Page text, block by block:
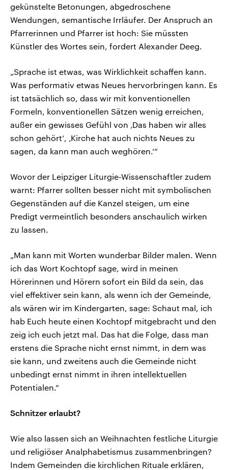
gekünstelte Betonungen, abgedroschene
Wendungen, semantische Irrläufer. Der Anspruch an
Pfarrerinnen und Pfarrer ist hoch: Sie müssten
Künstler des Wortes sein, fordert Alexander Deeg.
„Sprache ist etwas, was Wirklichkeit schaffen kann.
Was performativ etwas Neues hervorbringen kann. Es
ist tatsächlich so, dass wir mit konventionellen
Formeln, konventionellen Sätzen wenig erreichen,
außer ein gewisses Gefühl von ‚Das haben wir alles
schon gehört‘, ‚Kirche hat auch nichts Neues zu
sagen, da kann man auch weghören.‘“
Wovor der Leipziger Liturgie-Wissenschaftler zudem
warnt: Pfarrer sollten besser nicht mit symbolischen
Gegenständen auf die Kanzel steigen, um eine
Predigt vermeintlich besonders anschaulich wirken
zu lassen.
„Man kann mit Worten wunderbar Bilder malen. Wenn
ich das Wort Kochtopf sage, wird in meinen
Hörerinnen und Hörern sofort ein Bild da sein, das
viel effektiver sein kann, als wenn ich der Gemeinde,
als wären wir im Kindergarten, sage: Schaut mal, ich
hab Euch heute einen Kochtopf mitgebracht und den
zeig ich euch jetzt mal. Das hat die Folge, dass man
erstens die Sprache nicht ernst nimmt, in dem was
sie kann, und zweitens auch die Gemeinde nicht
unbedingt ernst nimmt in ihren intellektuellen
Potentialen.“
Schnitzer erlaubt?
Wie also lassen sich an Weihnachten festliche Liturgie
und religiöser Analphabetismus zusammenbringen?
Indem Gemeinden die kirchlichen Rituale erklären,